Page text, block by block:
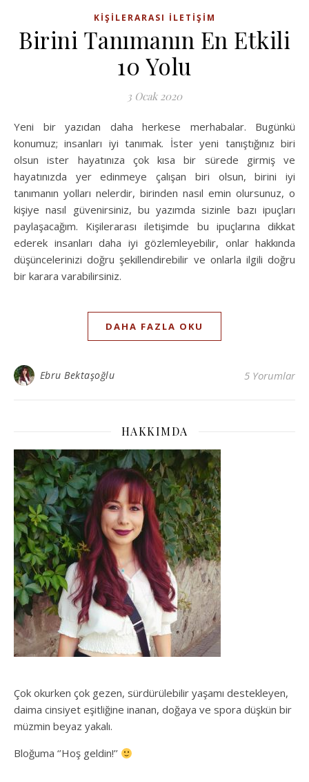
KIŞILERARASI İLETIŞIM
Birini Tanımanın En Etkili
10 Yolu
3 Ocak 2020
Yeni bir yazıdan daha herkese merhabalar. Bugünkü
konumuz; insanları iyi tanımak. İster yeni tanıştığınız biri
olsun ister hayatınıza çok kısa bir sürede girmiş ve
hayatınızda yer edinmeye çalışan biri olsun, birini iyi
tanımanın yolları nelerdir, birinden nasıl emin olursunuz, o
kişiye nasıl güvenirsiniz, bu yazımda sizinle bazı ipuçları
paylaşacağım. Kişilerarası iletişimde bu ipuçlarına dikkat
ederek insanları daha iyi gözlemleyebilir, onlar hakkında
düşüncelerinizi doğru şekillendirebilir ve onlarla ilgili doğru
bir karara varabilirsiniz.
DAHA FAZLA OKU
Ebru Bektaşoğlu 5 Yorumlar
HAKKIMDA
Çok okurken çok gezen, sürdürülebilir yaşamı destekleyen,
daima cinsiyet eşitliğine inanan, doğaya ve spora düşkün bir
müzmin beyaz yakalı.
Bloğuma ‘’Hoş geldin!’’